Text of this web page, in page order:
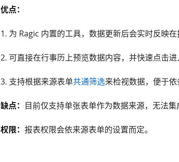
优点：
1. 为 Ragic 内置的工具，数据更新后会实时反映在
2. 可直接在行事历上预览数据内容，并快速点击进
3. 支持根据来源表单共通筛选来检视数据，便于依
缺点： 目前仅支持单张表单作为数据来源，无法集
权限： 报表权限会依来源表单的设置而定。